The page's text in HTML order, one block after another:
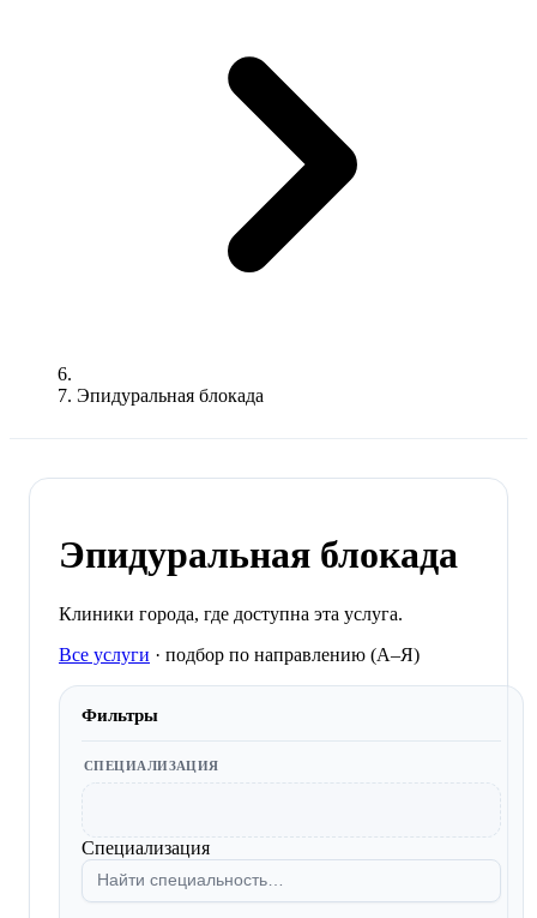
Эпидуральная блокада
Эпидуральная блокада
Клиники города, где доступна эта услуга.
Все услуги · подбор по направлению (A–Я)
Фильтры
СПЕЦИАЛИЗАЦИЯ
Специализация